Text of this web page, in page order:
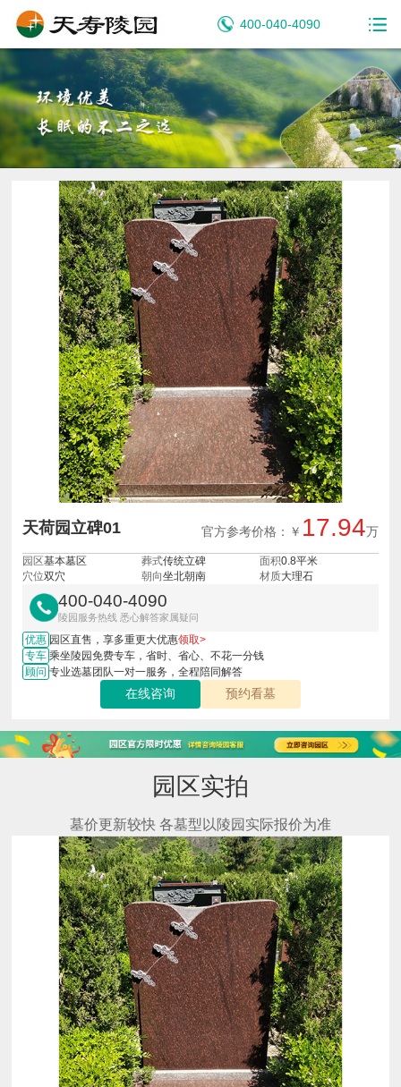
400-040-4090
天荷园立碑01 官方参考价格：￥ 17.94万
园区基本墓区 葬式传统立碑 面积0.8平米
穴位双穴 朝向坐北朝南 材质大理石
400-040-4090
陵园服务热线 悉心解答家属疑问
优惠 园区直售，享多重更大优惠领取>
专车 乘坐陵园免费专车，省时、省心、不花一分钱
顾问 专业选墓团队一对一服务，全程陪同解答
在线咨询 预约看墓
园区实拍
墓价更新较快 各墓型以陵园实际报价为准